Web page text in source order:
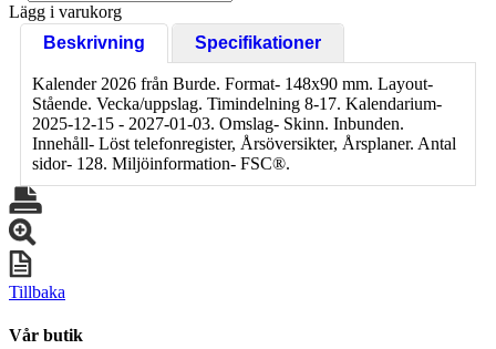
Lägg i varukorg
Beskrivning
Specifikationer
Kalender 2026 från Burde. Format- 148x90 mm. Layout-
Stående. Vecka/uppslag. Timindelning 8-17. Kalendarium-
2025-12-15 - 2027-01-03. Omslag- Skinn. Inbunden.
Innehåll- Löst telefonregister, Årsöversikter, Årsplaner. Antal
sidor- 128. Miljöinformation- FSC®.
Tillbaka
Vår butik